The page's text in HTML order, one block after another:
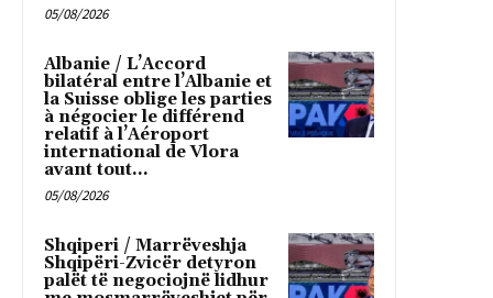
05/08/2026
Albanie / L’Accord
bilatéral entre l’Albanie et
la Suisse oblige les parties
à négocier le différend
relatif à l’Aéroport
international de Vlora
avant tout...
05/08/2026
Shqiperi / Marrëveshja
Shqipëri-Zvicër detyron
palët të negociojnë lidhur